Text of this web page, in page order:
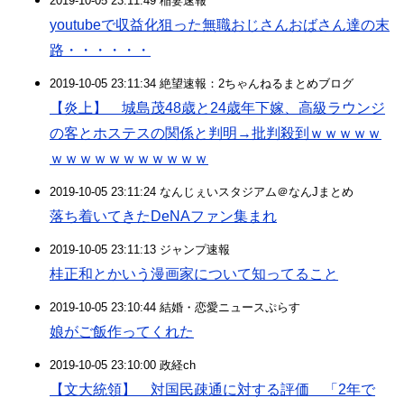
youtubeで収益化狙った無職おじさんおばさん達の末
路・・・・・・
2019-10-05 23:11:34 絶望速報：2ちゃんねるまとめブログ
【炎上】 城島茂48歳と24歳年下嫁、高級ラウンジ
の客とホステスの関係と判明→批判殺到ｗｗｗｗｗ
ｗｗｗｗｗｗｗｗｗｗｗ
2019-10-05 23:11:24 なんじぇいスタジアム＠なんJまとめ
落ち着いてきたDeNAファン集まれ
2019-10-05 23:11:13 ジャンプ速報
桂正和とかいう漫画家について知ってること
2019-10-05 23:10:44 結婚・恋愛ニュースぷらす
娘がご飯作ってくれた
2019-10-05 23:10:00 政経ch
【文大統領】 対国民疎通に対する評価 「2年で